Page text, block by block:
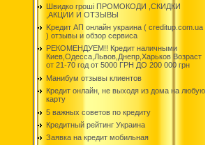
Швидко гроші ПРОМОКОДИ ,СКИДКИ
,АКЦИИ И ОТЗЫВЫ
Kредит АП онлайн украина ( creditup.com.ua
) отзывы и обзор сервиса
РЕКОМЕНДУЕМ!! Кредит наличными
Киев,Одесса,Львов,Днепр,Харьков Возраст
от 21-70 год от 5000 ГРН ДО 200 000 грн
Манибум отзывы клиентов
Кредит онлайн, не выходя из дома на любую
карту
5 важных советов по кредиту
Кредитный рейтинг Украина
Заявка на кредит мобильная